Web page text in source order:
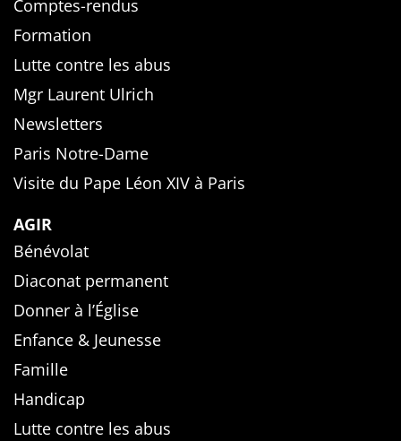
Comptes-rendus
Formation
Lutte contre les abus
Mgr Laurent Ulrich
Newsletters
Paris Notre-Dame
Visite du Pape Léon XIV à Paris
AGIR
Bénévolat
Diaconat permanent
Donner à l’Église
Enfance & Jeunesse
Famille
Handicap
Lutte contre les abus